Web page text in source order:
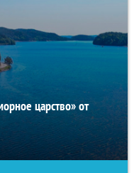
царство» от